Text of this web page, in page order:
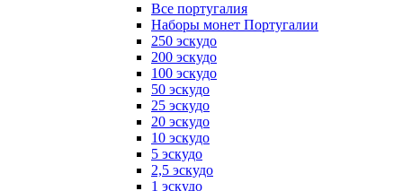
Все португалия
Наборы монет Португалии
250 эскудо
200 эскудо
100 эскудо
50 эскудо
25 эскудо
20 эскудо
10 эскудо
5 эскудо
2,5 эскудо
1 эскудо